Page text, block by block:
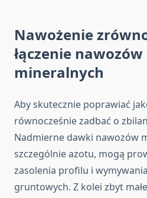
Nawożenie
łączenie
mineralnych
Aby skutecznie poprawiać
równocześnie zadbać o
Nadmierne dawki nawozów
szczególnie azotu, mogą
zasolenia profilu i
gruntowych. Z kolei zbyt